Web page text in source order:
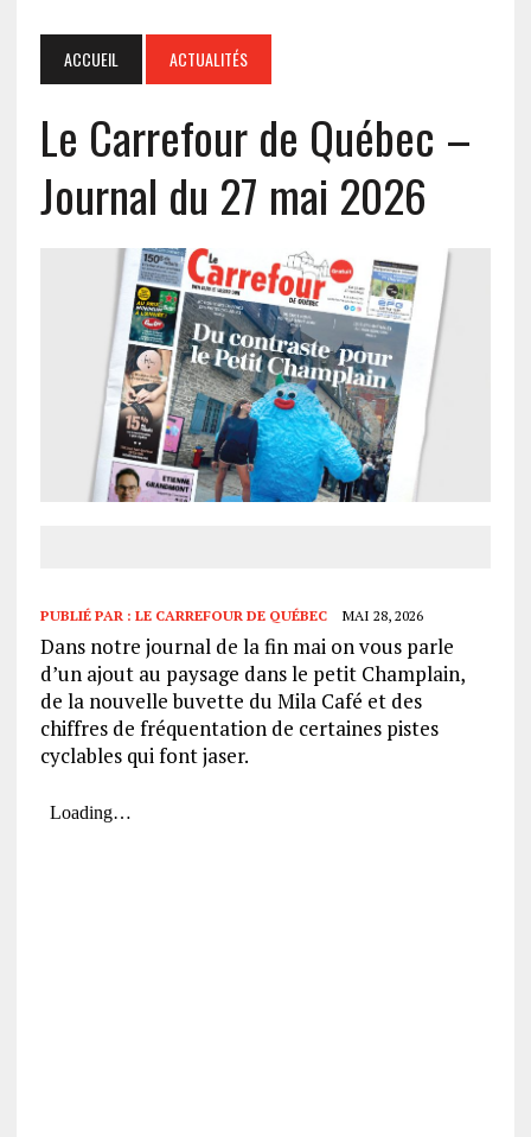
ACCUEIL ACTUALITÉS
Le Carrefour de Québec –
Journal du 27 mai 2026
PUBLIÉ PAR : LE CARREFOUR DE QUÉBEC MAI 28, 2026
Dans notre journal de la fin mai on vous parle
d’un ajout au paysage dans le petit Champlain,
de la nouvelle buvette du Mila Café et des
chiffres de fréquentation de certaines pistes
cyclables qui font jaser.